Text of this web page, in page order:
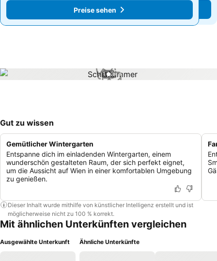
Preise sehen
Preise sehen
1 / 3
Gut zu wissen
Gemütlicher Wintergarten
Entspanne dich im einladenden Wintergarten, einem
wunderschön gestalteten Raum, der sich perfekt eignet,
um die Aussicht auf Wien in einer komfortablen Umgebung
zu genießen.
Dieser Inhalt wurde mithilfe von künstlicher Intelligenz erstellt und ist
möglicherweise nicht zu 100 % korrekt.
Mit ähnlichen Unterkünften vergleichen
Ausgewählte Unterkunft Ähnliche Unterkünfte